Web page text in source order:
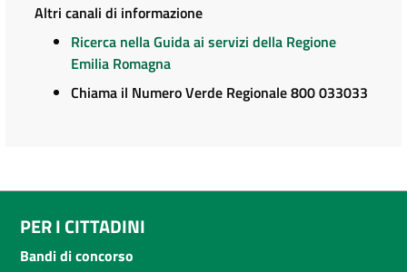
Altri canali di informazione
Ricerca nella Guida ai servizi della Regione
Emilia Romagna
Chiama il Numero Verde Regionale 800 033033
PER I CITTADINI
Bandi di concorso